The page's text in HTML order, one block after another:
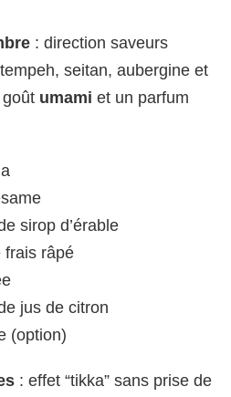
: direction saveurs
seitan, aubergine et
umami et un parfum
sirop d’érable
frais râpé
jus de citron
(option)
: effet “tikka” sans prise de